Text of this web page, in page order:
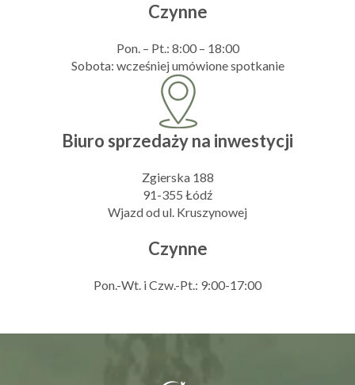
Czynne
Pon. – Pt.: 8:00 – 18:00
Sobota: wcześniej umówione spotkanie
Biuro sprzedaży na inwestycji
Zgierska 188
91-355 Łódź
Wjazd od ul. Kruszynowej
Czynne
Pon.-Wt. i Czw.-Pt.: 9:00-17:00